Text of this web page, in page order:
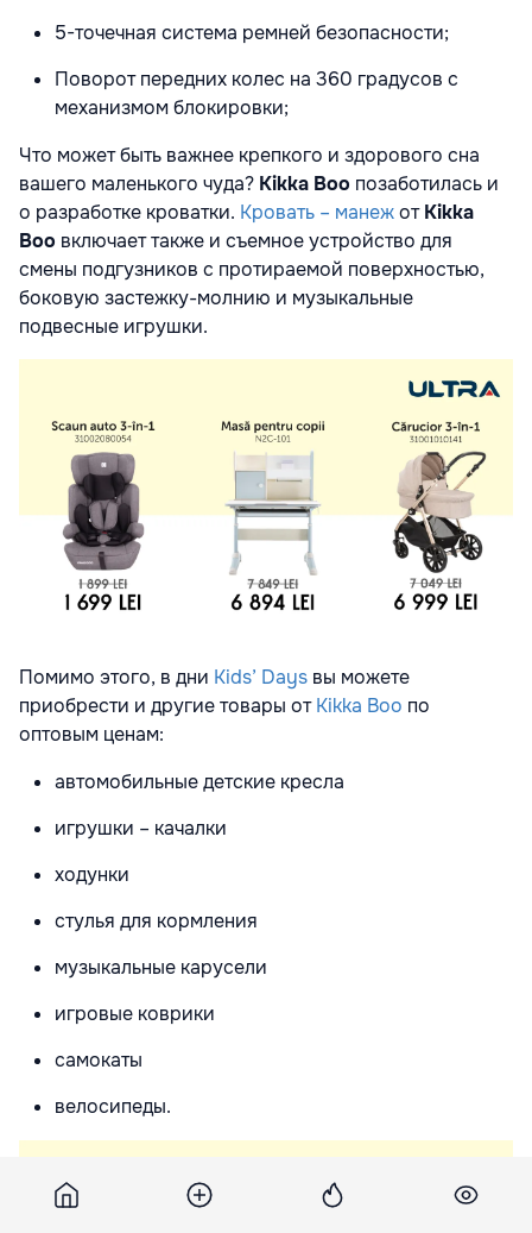
5-точечная система ремней безопасности;
Поворот передних колес на 360 градусов с
механизмом блокировки;
Что может быть важнее крепкого и здорового сна
вашего маленького чуда? Kikka Boo позаботилась и
о разработке кроватки. Кровать – манежот Kikka
Boo включает также и съемное устройство для
смены подгузников с протираемой поверхностью,
боковую застежку-молнию и музыкальные
подвесные игрушки.
Помимо этого, в дни Kids’ Days вы можете
приобрести и другие товары отKikka Boo по
оптовым ценам:
автомобильные детские кресла
игрушки – качалки
ходунки
стулья для кормления
музыкальные карусели
игровые коврики
самокаты
велосипеды.